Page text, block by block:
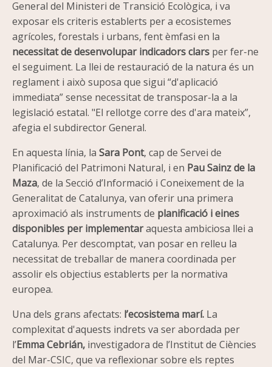
General del Ministeri de Transició Ecològica, i va
exposar els criteris establerts per a ecosistemes
agrícoles, forestals i urbans, fent èmfasi en la
necessitat de desenvolupar indicadors clars per fer-ne
el seguiment. La llei de restauració de la natura és un
reglament i això suposa que sigui “d'aplicació
immediata” sense necessitat de transposar-la a la
legislació estatal. "El rellotge corre des d'ara mateix”,
afegia el subdirector General.
En aquesta línia, la Sara Pont, cap de Servei de
Planificació del Patrimoni Natural, i en Pau Sainz de la
Maza, de la Secció d’Informació i Coneixement de la
Generalitat de Catalunya, van oferir una primera
aproximació als instruments de planificació i eines
disponibles per implementaraquesta ambiciosa llei a
Catalunya. Per descomptat, van posar en relleu la
necessitat de treballar de manera coordinada per
assolir els objectius establerts per la normativa
europea.
Una dels grans afectats: l’ecosistema marí. La
complexitat d'aquests indrets va ser abordada per
l’Emma Cebrián, investigadora de l’Institut de Ciències
del Mar-CSIC, que va reflexionar sobre els reptes